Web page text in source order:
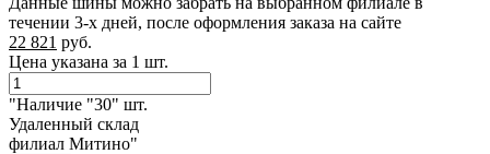
течении 3-х дней, после оформления заказа на сайте
22 821 руб.
Цена указана за 1 шт.
"Наличие "30" шт.
Удаленный склад
филиал Митино"